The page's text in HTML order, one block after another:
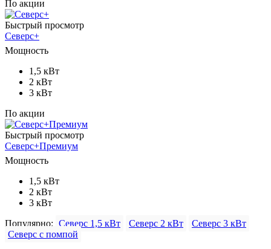
По акции
Быстрый просмотр
Северс+
Мощность
1,5 кВт
2 кВт
3 кВт
По акции
Быстрый просмотр
Северс+Премиум
Мощность
1,5 кВт
2 кВт
3 кВт
Популярно: Северс 1,5 кВт Северс 2 кВт
Северс 3 кВт
Северс с помпой